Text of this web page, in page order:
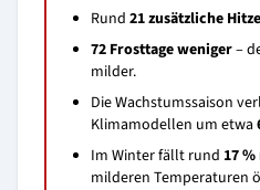
Rund 21 zusätzliche
72 Frosttage weniger–
milder.
Die Wachstumssaison
Klimamodellen um etwa
Im Winter fällt rund 17
milderen Temperaturen